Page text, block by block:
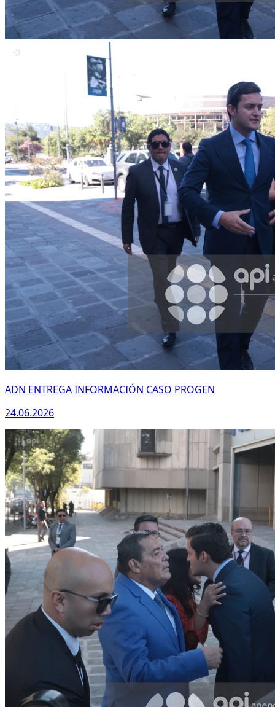
ADN ENTREGA INFORMACIÓN CASO PROGEN
24.06.2026